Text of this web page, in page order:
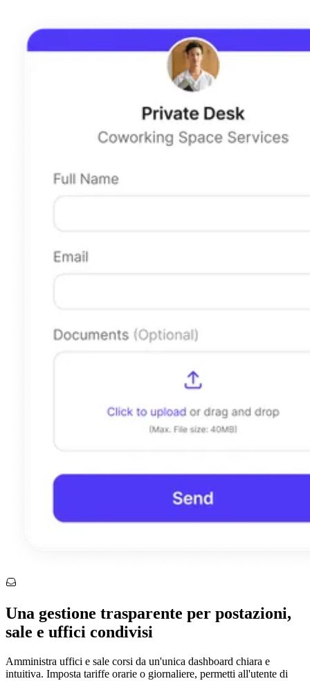
Una gestione trasparente per postazioni,
sale e uffici condivisi
Amministra uffici e sale corsi da un'unica dashboard chiara e
intuitiva. Imposta tariffe orarie o giornaliere, permetti all'utente di